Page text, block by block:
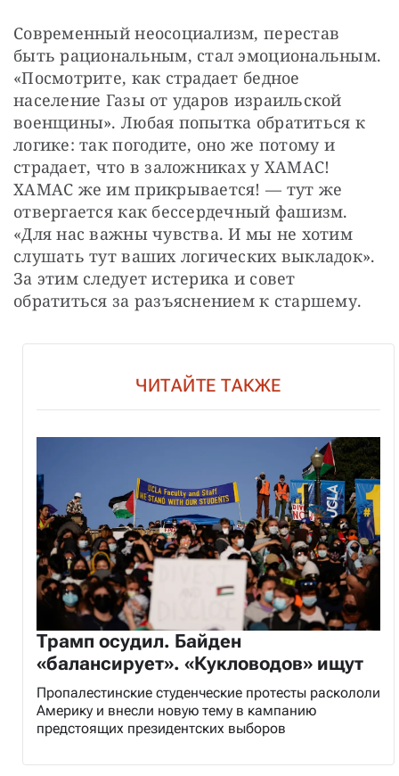
Современный неосоциализм, перестав
быть рациональным, стал эмоциональным.
«Посмотрите, как страдает бедное
население Газы от ударов израильской
военщины». Любая попытка обратиться к
логике: так погодите, оно же потому и
страдает, что в заложниках у ХАМАС!
ХАМАС же им прикрывается! — тут же
отвергается как бессердечный фашизм.
«Для нас важны чувства. И мы не хотим
слушать тут ваших логических выкладок».
За этим следует истерика и совет
обратиться за разъяснением к старшему.
ЧИТАЙТЕ ТАКЖЕ
Трамп осудил. Байден
«балансирует». «Кукловодов» ищут
Пропалестинские студенческие протесты раскололи
Америку и внесли новую тему в кампанию
предстоящих президентских выборов